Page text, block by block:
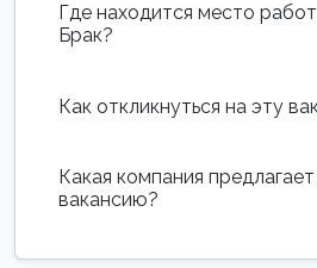
Где находится место
Брак?
Как откликнуться на эту
Какая компания
вакансию?